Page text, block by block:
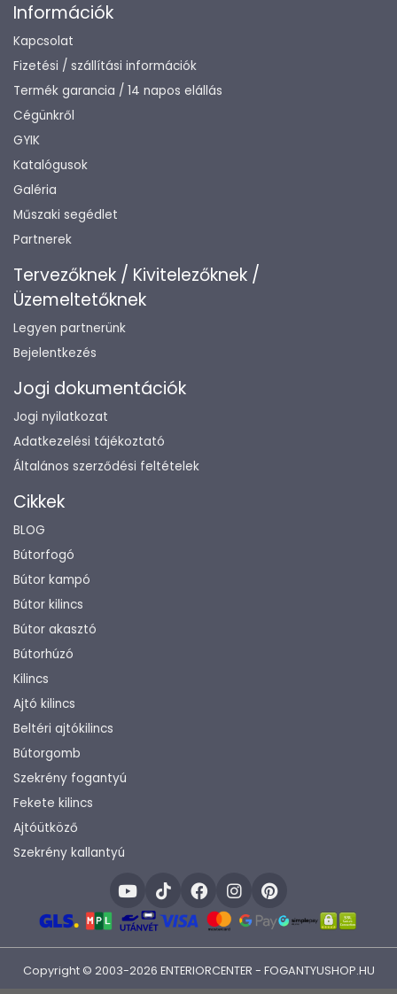
Információk
Kapcsolat
Fizetési / szállítási információk
Termék garancia / 14 napos elállás
Cégünkről
GYIK
Katalógusok
Galéria
Műszaki segédlet
Partnerek
Tervezőknek / Kivitelezőknek /
Üzemeltetőknek
Legyen partnerünk
Bejelentkezés
Jogi dokumentációk
Jogi nyilatkozat
Adatkezelési tájékoztató
Általános szerződési feltételek
Cikkek
BLOG
Bútorfogó
Bútor kampó
Bútor kilincs
Bútor akasztó
Bútorhúzó
Kilincs
Ajtó kilincs
Beltéri ajtókilincs
Bútorgomb
Szekrény fogantyú
Fekete kilincs
Ajtóütköző
Szekrény kallantyú
Copyright © 2003-2026 ENTERIORCENTER - FOGANTYUSHOP.HU